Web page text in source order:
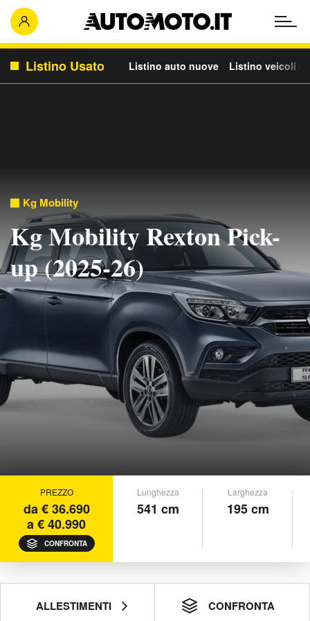
Listino Usato Listino auto nuove Listino veicoli
Kg Mobility
Kg Mobility Rexton Pick-
up (2025-26)
PREZZO
da € 36.690
a € 40.990
CONFRONTA
Lunghezza
541 cm
Larghezza
195 cm
ALLESTIMENTI CONFRONTA